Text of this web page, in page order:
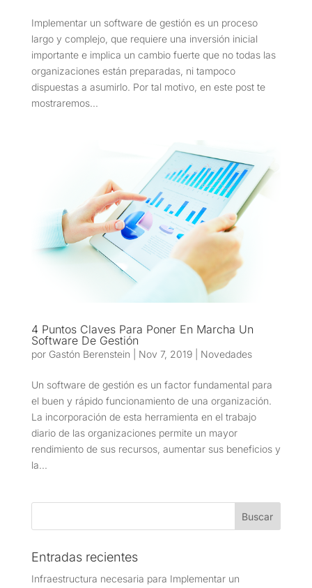
Implementar un software de gestión es un proceso
largo y complejo, que requiere una inversión inicial
importante e implica un cambio fuerte que no todas las
organizaciones están preparadas, ni tampoco
dispuestas a asumirlo. Por tal motivo, en este post te
mostraremos...
4 Puntos Claves Para Poner En Marcha Un
Software De Gestión
por Gastón Berenstein Nov 7, 2019| Novedades
Un software de gestión es un factor fundamental para
el buen y rápido funcionamiento de una organización.
La incorporación de esta herramienta en el trabajo
diario de las organizaciones permite un mayor
rendimiento de sus recursos, aumentar sus beneficios y
la...
Entradas recientes
Infraestructura necesaria para Implementar un